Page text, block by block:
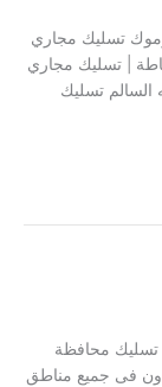
تسليك مجاري
| تسليك مجاري
السالم تسليك
تسليك محافظة
فى جميع مناطق